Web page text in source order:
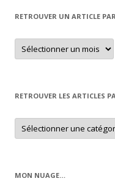
RETROUVER UN ARTICLE
Retrouver
un
article
RETROUVER LES ARTICLES
Retrouver
les
articles
MON NUAGE…